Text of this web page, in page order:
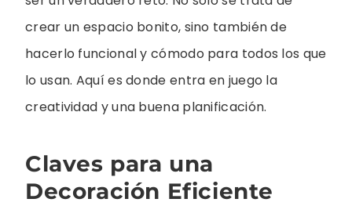
crear un espacio bonito, sino también de
hacerlo funcional y cómodo para todos los que
lo usan. Aquí es donde entra en juego la
creatividad y una buena planificación.
Claves para una
Decoración Eficiente